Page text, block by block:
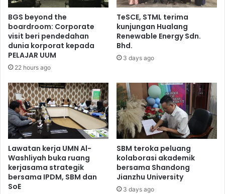
BGS beyond the
boardroom: Corporate
visit beri pendedahan
dunia korporat kepada
PELAJAR UUM
22 hours ago
TeSCE, STML terima
kunjungan Hualang
Renewable Energy Sdn.
Bhd.
3 days ago
Lawatan kerja UMN Al-
Washliyah buka ruang
kerjasama strategik
bersama IPDM, SBM dan
SoE
SBM teroka peluang
kolaborasi akademik
bersama Shandong
Jianzhu University
3 days ago